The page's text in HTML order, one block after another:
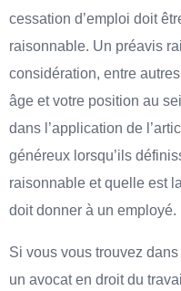
cessation d’emploi doit
raisonnable. Un préavis
considération, entre
âge et votre position au
dans l’application de
généreux lorsqu’ils
raisonnable et quelle est
doit donner à un employé.
Si vous vous trouvez
un avocat en droit du